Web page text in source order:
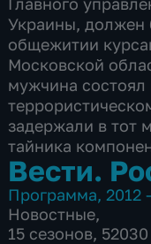
Украины, должен
общежитии
Московской
мужчина
задержали в тот
тайника
Вести.
Программа, 2012
Новостные,
15 сезонов,